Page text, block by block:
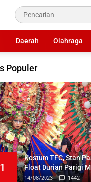
Daerah Olahraga
Populer
1
Kostum TFC, Stan
Float Durian Parigi
Prestasi di TIFF 2023
14/08/2023 1442